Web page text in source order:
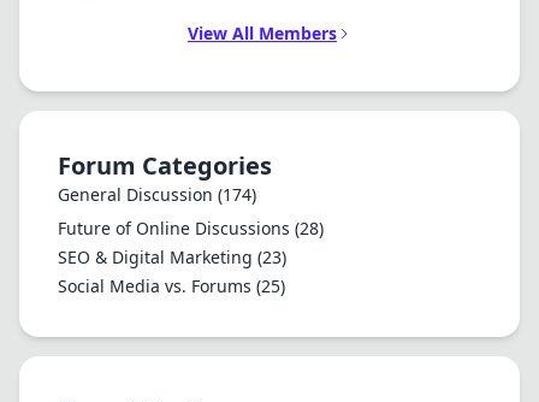
View All Members
Forum Categories
General Discussion (174)
Future of Online Discussions (28)
SEO & Digital Marketing (23)
Social Media vs. Forums (25)